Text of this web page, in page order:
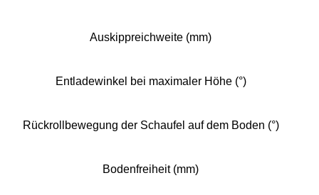
Auskippreichweite (mm)
Entladewinkel bei maximaler Höhe (°)
Rückrollbewegung der Schaufel auf dem Boden (°)
Bodenfreiheit (mm)